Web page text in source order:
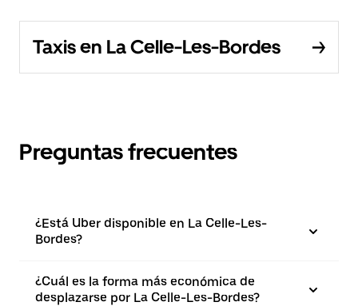
Taxis en La Celle-Les-Bordes
Preguntas frecuentes
¿Está Uber disponible en La Celle-Les-
Bordes?
¿Cuál es la forma más económica de
desplazarse por La Celle-Les-Bordes?